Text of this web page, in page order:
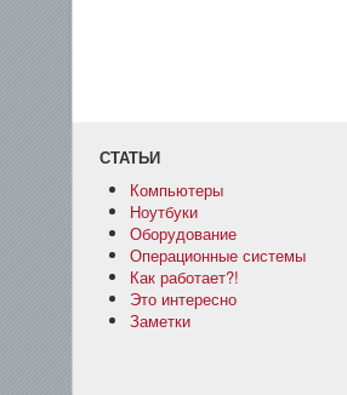
СТАТЬИ
Компьютеры
Ноутбуки
Оборудование
Операционные системы
Как работает?!
Это интересно
Заметки